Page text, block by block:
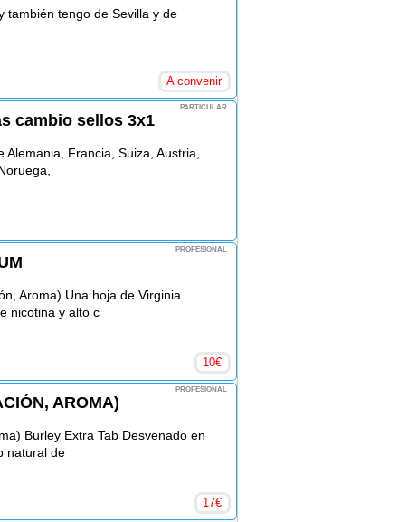
también tengo de Sevilla y de
A convenir
PARTICULAR
cambio sellos 3x1
Francia, Suiza, Austria,
PROFESIONAL
Aroma) Una hoja de Virginia
nicotina y alto c
10€
PROFESIONAL
AROMA)
Burley Extra Tab Desvenado en
natural de
17€